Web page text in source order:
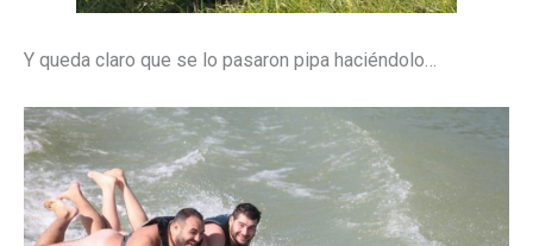
Y queda claro que se lo pasaron pipa haciéndolo…